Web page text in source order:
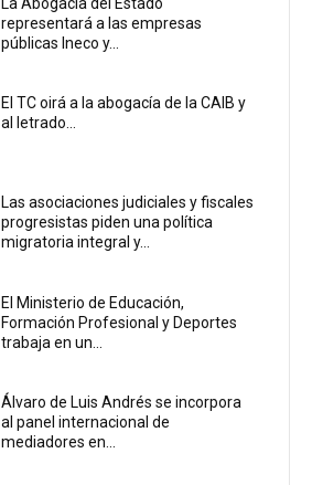
representará a las empresas
públicas Ineco y...
El TC oirá a la abogacía de la CAIB y
al letrado...
Las asociaciones judiciales y fiscales
progresistas piden una política
migratoria integral y...
El Ministerio de Educación,
Formación Profesional y Deportes
trabaja en un...
Álvaro de Luis Andrés se incorpora
al panel internacional de
mediadores en...